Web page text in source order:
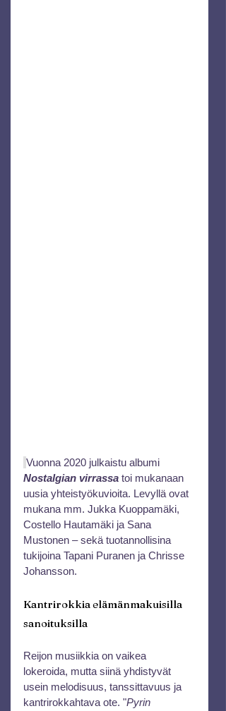
Vuonna 2020 julkaistu albumi
Nostalgian virrassa toi mukanaan
uusia yhteistyökuvioita. Levyllä ovat
mukana mm. Jukka Kuoppamäki,
Costello Hautamäki ja Sana
Mustonen – sekä tuotannollisina
tukijoina Tapani Puranen ja Chrisse
Johansson.
Kantrirokkia elämänmakuisilla
sanoituksilla
Reijon musiikkia on vaikea
lokeroida, mutta siinä yhdistyvät
usein melodisuus, tanssittavuus ja
kantrirokkahtava ote. "Pyrin